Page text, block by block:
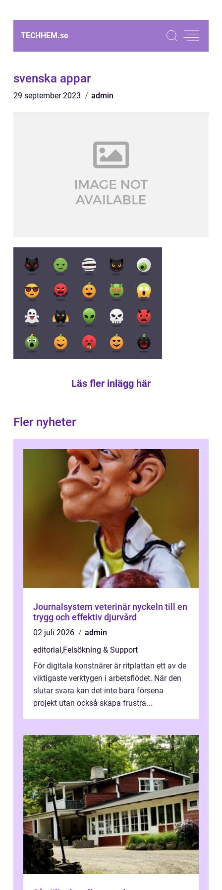
TECHHEM.se
svenska appar
29 september 2023 admin
Läs fler inlägg här
Fler nyheter
Journalsystem veterinär nyckeln till en
trygg och effektiv djurvård
02 juli 2026
admin
editorial,Felsökning & Support
För digitala konstnärer är ritplattan ett av de
viktigaste verktygen i arbetsflödet. När den
slutar svara kan det inte bara försena
projekt utan också skapa frustra...